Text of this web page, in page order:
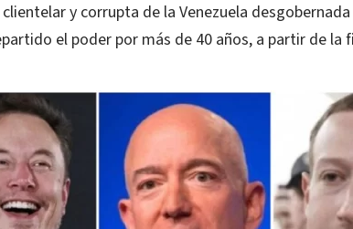
y corrupta de la Venezuela
el poder por más de 40 años, a partir de la